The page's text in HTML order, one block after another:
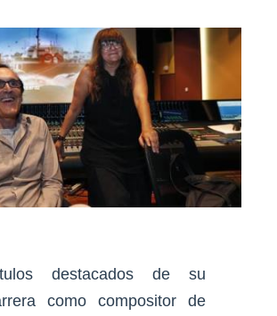
destacados de su
como compositor de